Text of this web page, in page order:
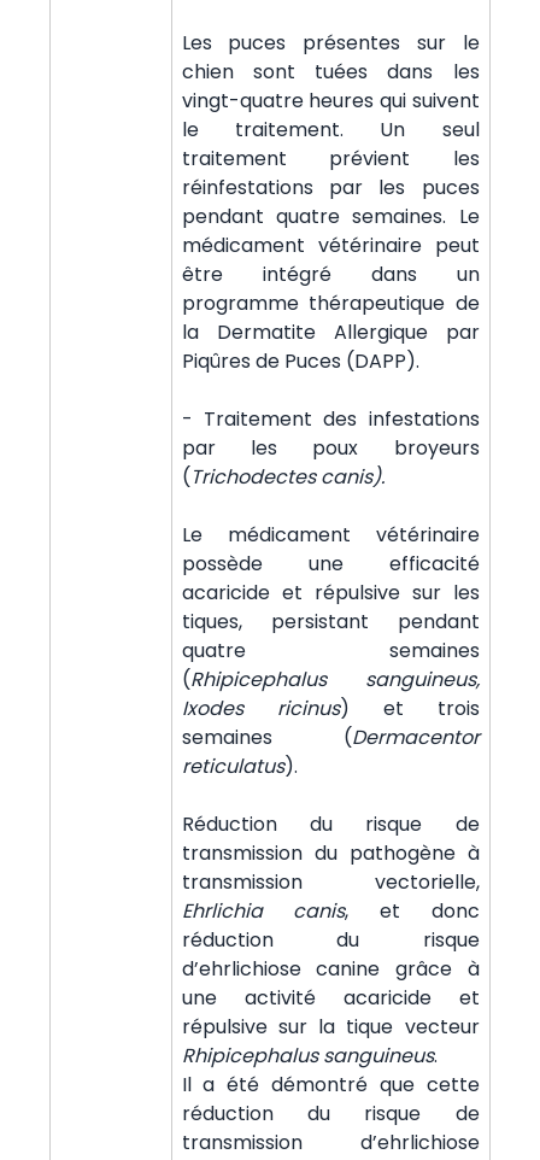
Les puces présentes sur le
chien sont tuées dans les
vingt-quatre heures qui suivent
le traitement. Un seul
traitement prévient les
réinfestations par les puces
pendant quatre semaines. Le
médicament vétérinaire peut
être intégré dans un
programme thérapeutique de
la Dermatite Allergique par
Piqûres de Puces (DAPP).
- Traitement des infestations
par les poux broyeurs
(Trichodectes canis).
Le médicament vétérinaire
possède une efficacité
acaricide et répulsive sur les
tiques, persistant pendant
quatre semaines
(Rhipicephalus sanguineus,
Ixodes ricinus) et trois
semaines (Dermacentor
reticulatus).
Réduction du risque de
transmission du pathogène à
transmission vectorielle,
Ehrlichia canis, et donc
réduction du risque
d’ehrlichiose canine grâce à
une activité acaricide et
répulsive sur la tique vecteur
Rhipicephalus sanguineus.
Il a été démontré que cette
réduction du risque de
transmission d’ehrlichiose